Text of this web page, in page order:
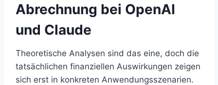
Abrechnung bei OpenAI
und Claude
Theoretische Analysen sind das eine, doch die
tatsächlichen finanziellen Auswirkungen zeigen
sich erst in konkreten Anwendungsszenarien.